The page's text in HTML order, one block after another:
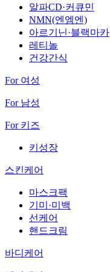
알파CD·커큐민
NMN(엔엠엔)
아르기닌·블랙마카
레티놀
건강간식
For 여성
For 남성
For 키즈
키성장
스킨케어
마스크팩
기미·미백
선케어
핸드크림
바디케어